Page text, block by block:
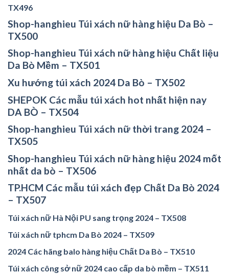
TX496
Shop-hanghieu Túi xách nữ hàng hiệu Da Bò –
TX500
Shop-hanghieu Túi xách nữ hàng hiệu Chất liệu
Da Bò Mềm – TX501
Xu hướng túi xách 2024 Da Bò – TX502
SHEPOK Các mẫu túi xách hot nhất hiện nay
DA BÒ – TX504
Shop-hanghieu Túi xách nữ thời trang 2024 –
TX505
Shop-hanghieu Túi xách nữ hàng hiệu 2024 mốt
nhất da bò – TX506
TP.HCM Các mẫu túi xách đẹp Chất Da Bò 2024
– TX507
Túi xách nữ Hà Nội PU sang trọng 2024 – TX508
Túi xách nữ tphcm Da Bò 2024 – TX509
2024 Các hãng balo hàng hiệu Chất Da Bò – TX510
Túi xách công sở nữ 2024 cao cấp da bò mềm – TX511